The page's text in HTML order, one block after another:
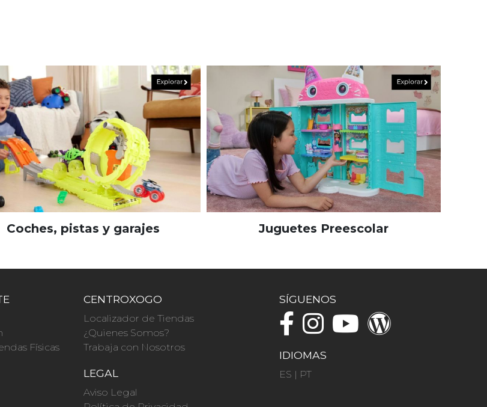
Coches, pistas y garajes Juguetes Preescolar
Físicas
CENTROXOGO
Localizador de Tiendas
¿Quienes Somos?
Trabaja con Nosotros
LEGAL
Aviso Legal
SÍGUENOS
IDIOMAS
ES | PT